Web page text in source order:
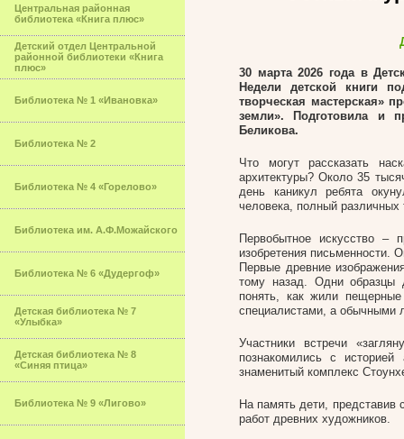
Центральная районная
библиотека «Книга плюс»
Детский отдел Центральной
районной библиотеки «Книга
плюс»
Библиотека № 1 «Ивановка»
Библиотека № 2
Библиотека № 4 «Горелово»
Библиотека им. А.Ф.Можайского
Библиотека № 6 «Дудергоф»
Детская библиотека № 7
«Улыбка»
Детская библиотека № 8
«Синяя птица»
Библиотека № 9 «Лигово»
30 марта 2026 года в
Недели детской книги
творческая мастерская»
земли». Подготовила и
Беликова.
Что могут рассказать
архитектуры? Около 35
день каникул ребята
человека, полный различных
Первобытное искусство
изобретения письменности.
Первые древние
тому назад. Одни образцы
понять, как жили
специалистами, а
Участники встречи
познакомились с
знаменитый комплекс
На память дети,
работ древних художников.